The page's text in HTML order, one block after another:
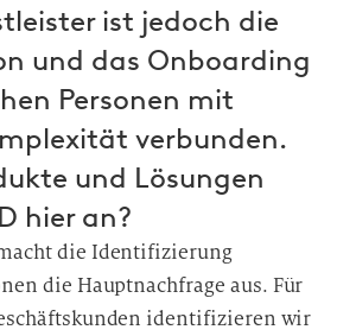
ist jedoch die
und das Onboarding
Personen mit
verbunden.
und Lösungen
hier an?
die Identifizierung
die Hauptnachfrage aus. Für
identifizieren wir